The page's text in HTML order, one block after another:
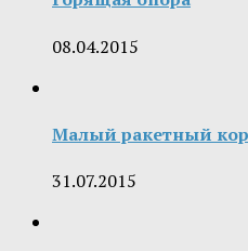
08.04.2015
Малый ракетный
31.07.2015